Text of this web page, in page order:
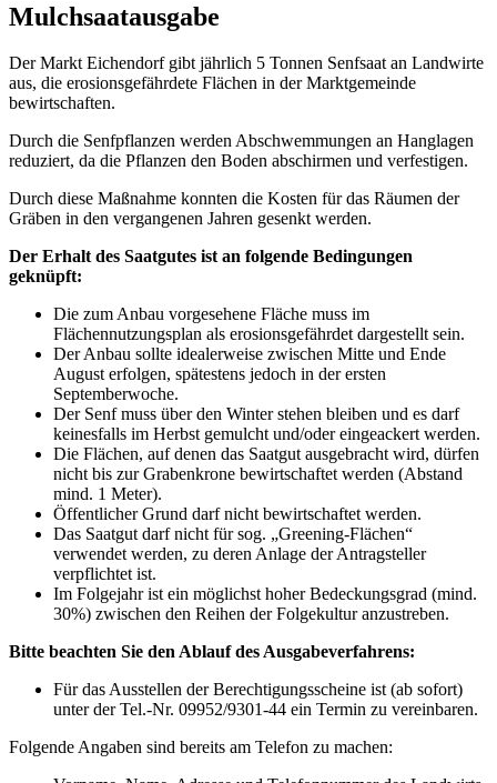
Mulchsaatausgabe
Der Markt Eichendorf gibt jährlich 5 Tonnen Senfsaat an Landwirte
aus, die erosionsgefährdete Flächen in der Marktgemeinde
bewirtschaften.
Durch die Senfpflanzen werden Abschwemmungen an Hanglagen
reduziert, da die Pflanzen den Boden abschirmen und verfestigen.
Durch diese Maßnahme konnten die Kosten für das Räumen der
Gräben in den vergangenen Jahren gesenkt werden.
Der Erhalt des Saatgutes ist an folgende Bedingungen
geknüpft:
Die zum Anbau vorgesehene Fläche muss im
Flächennutzungsplan als erosionsgefährdet dargestellt sein.
Der Anbau sollte idealerweise zwischen Mitte und Ende
August erfolgen, spätestens jedoch in der ersten
Septemberwoche.
Der Senf muss über den Winter stehen bleiben und es darf
keinesfalls im Herbst gemulcht und/oder eingeackert werden.
Die Flächen, auf denen das Saatgut ausgebracht wird, dürfen
nicht bis zur Grabenkrone bewirtschaftet werden (Abstand
mind. 1 Meter).
Öffentlicher Grund darf nicht bewirtschaftet werden.
Das Saatgut darf nicht für sog. „Greening-Flächen“
verwendet werden, zu deren Anlage der Antragsteller
verpflichtet ist.
Im Folgejahr ist ein möglichst hoher Bedeckungsgrad (mind.
30%) zwischen den Reihen der Folgekultur anzustreben.
Bitte beachten Sie den Ablauf des Ausgabeverfahrens:
Für das Ausstellen der Berechtigungsscheine ist (ab sofort)
unter der Tel.-Nr. 09952/9301-44 ein Termin zu vereinbaren.
Folgende Angaben sind bereits am Telefon zu machen: